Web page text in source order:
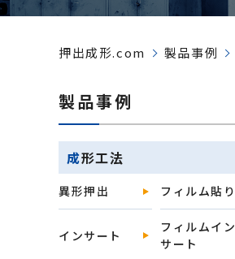
押出成形.com 製品事例
製品事例
成形工法
異形押出 フィルム貼り
インサート
フィルムイン
サート